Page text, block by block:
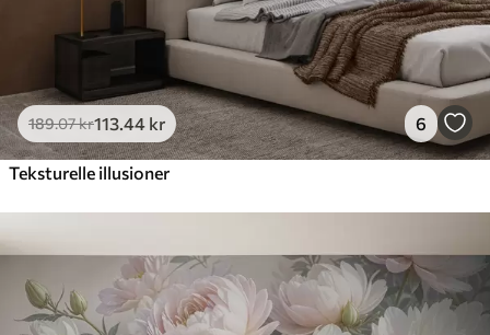
189.07kr113 .44 kr 6
Teksturelle illusioner